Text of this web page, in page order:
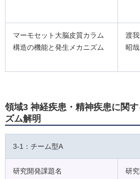
マーモセット大脳皮質カラム
構造の機能と発生メカニズム
渡
昭哉
領域3 神経疾患・精神疾患に関
ズム解明
3-1：チーム型A
研究開発課題名 研